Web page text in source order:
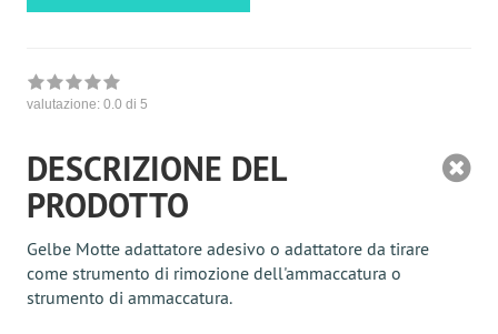
valutazione: 0.0 di 5
DESCRIZIONE DEL
PRODOTTO
Gelbe Motte adattatore adesivo o adattatore da tirare
come strumento di rimozione dell'ammaccatura o
strumento di ammaccatura.